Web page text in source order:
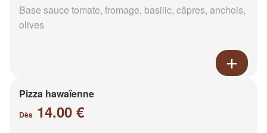
Base sauce tomate, fromage, basilic, câpres, anchois,
olives
Pizza hawaïenne
Dès 14.00 €